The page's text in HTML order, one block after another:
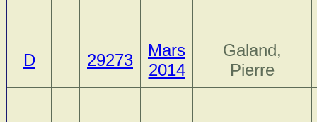
D 29273
Mars
2014
Galand,
Pierre